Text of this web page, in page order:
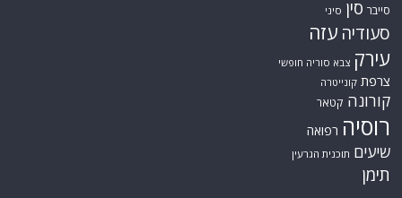
סוריה סחר סמים
סייבר סין סיני
סעודיהעזה
עירק צבא סוריה חופשי
צרפת
קורונה קטאר
רוסיה
שיעים